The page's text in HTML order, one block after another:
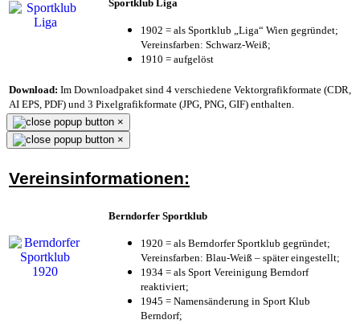
Sportklub Liga
1902 = als Sportklub „Liga“ Wien gegründet;
Vereinsfarben: Schwarz-Weiß;
1910 = aufgelöst
Download: Im Downloadpaket sind 4 verschiedene Vektorgrafikformate (CDR,
AI EPS, PDF) und 3 Pixelgrafikformate (JPG, PNG, GIF) enthalten.
×
×
Vereinsinformationen:
Berndorfer Sportklub
1920 = als Berndorfer Sportklub gegründet;
Vereinsfarben: Blau-Weiß – später eingestellt;
1934 = als Sport Vereinigung Berndorf
reaktiviert;
1945 = Namensänderung in Sport Klub
Berndorf;